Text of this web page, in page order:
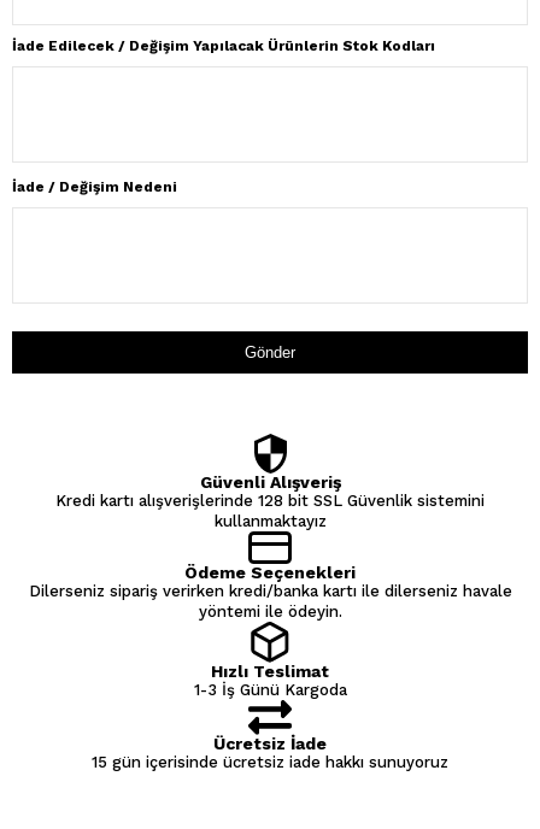
İade Edilecek / Değişim Yapılacak Ürünlerin Stok Kodları
İade / Değişim Nedeni
Gönder
Güvenli Alışveriş
Kredi kartı alışverişlerinde 128 bit SSL Güvenlik sistemini
kullanmaktayız
Ödeme Seçenekleri
Dilerseniz sipariş verirken kredi/banka kartı ile dilerseniz havale
yöntemi ile ödeyin.
Hızlı Teslimat
1-3 İş Günü Kargoda
Ücretsiz İade
15 gün içerisinde ücretsiz iade hakkı sunuyoruz